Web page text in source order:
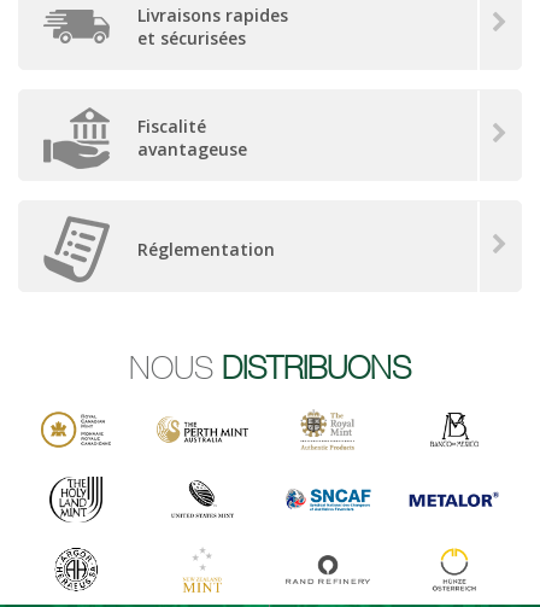
Livraisons rapides
et sécurisées
Fiscalité
avantageuse
Réglementation
NOUS DISTRIBUONS